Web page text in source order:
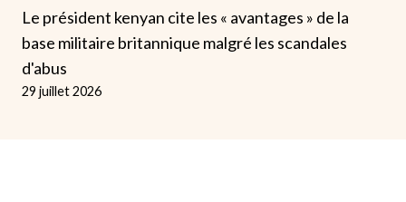
Le président kenyan cite les « avantages » de la
base militaire britannique malgré les scandales
d'abus
29 juillet 2026